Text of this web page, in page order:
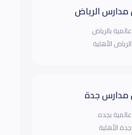
الرياض
بالرياض
الأهلية
جدة
بجده
الأهلية